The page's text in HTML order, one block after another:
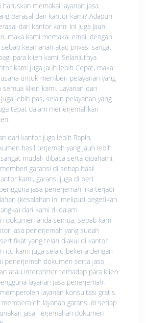
haruskan memakai layanan jasa
berasal dari kantor kami? Adapun
dari kantor kami ini juga jauh
maka kami memakai email dengan
keamanan atau privasi sangat
para klien kami. Selanjutnya
kami juga jauh lebih Cepat, maka
untuk memberi pelayanan yang
klien kami. Layanan dari
lebih pas, selain pelayanan yang
tepat dalam menerjemahkan
dari kantor juga lebih Rapih,
hasil terjemah yang jauh lebih
mudah dibaca serta dipahami.
garansi di setiap hasil
kami, garansi juga di beri
jasa penerjemah jika terjadi
(kesalahan ini meliputi pegetikan
dari kami di dalam
dokumen anda semua. Sebab kami
jasa penerjemah yang sudah
yang telah diakui di kantor
itu kami juga selalu bekerja dengan
penerjemah dokumen serta jasa
atau interpreter terhadap para klien
layanan jasa penerjemah.
layanan konsultasi gratis
layanan garansi di setiap
jasa Terjemahan dokumen